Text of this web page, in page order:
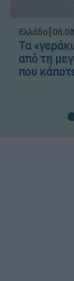
Ελλάδα┋
Τα
από τη
που